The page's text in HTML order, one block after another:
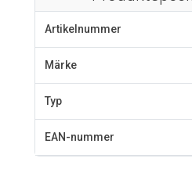
Artikelnummer
Märke
Typ
EAN-nummer